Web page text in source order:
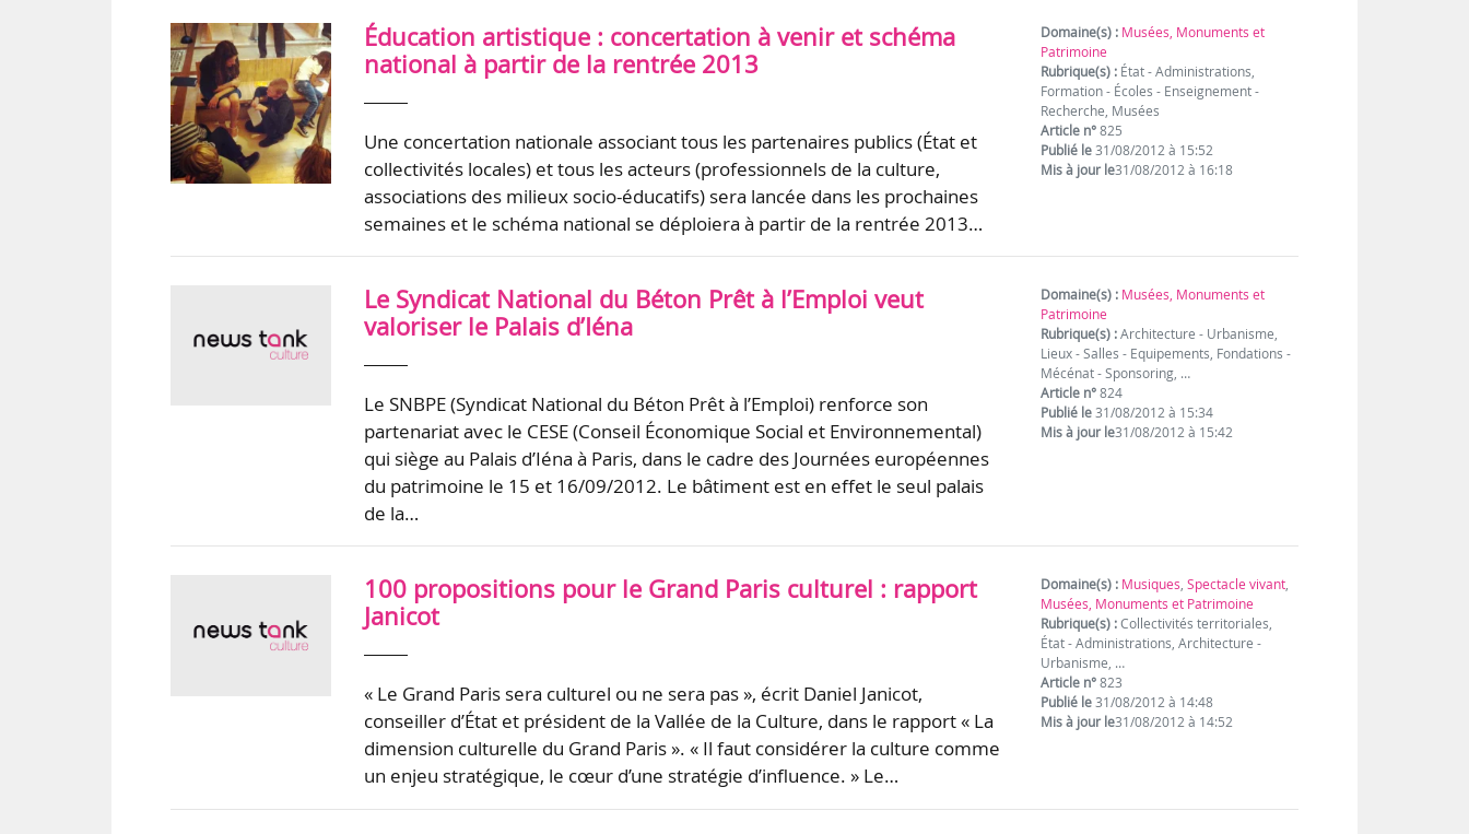
Éducation artistique : concertation à venir et schéma
national à partir de la rentrée 2013
Une concertation nationale associant tous les partenaires publics (État et
collectivités locales) et tous les acteurs (professionnels de la culture,
associations des milieux socio-éducatifs) sera lancée dans les prochaines
semaines et le schéma national se déploiera à partir de la rentrée 2013…
Domaine(s) : Musées, Monuments et
Patrimoine
Rubrique(s) : État - Administrations,
Formation - Écoles - Enseignement -
Recherche, Musées
Article n°825
Publié le31/08/2012 à 15:52
Mis à jour le31/08/2012 à 16:18
Le Syndicat National du Béton Prêt à l’Emploi veut
valoriser le Palais d’Iéna
Le SNBPE (Syndicat National du Béton Prêt à l’Emploi) renforce son
partenariat avec le CESE (Conseil Économique Social et Environnemental)
qui siège au Palais d’Iéna à Paris, dans le cadre des Journées européennes
du patrimoine le 15 et 16/09/2012. Le bâtiment est en effet le seul palais
de la…
Domaine(s) : Musées, Monuments et
Patrimoine
Rubrique(s) :Architecture - Urbanisme,
Lieux - Salles - Equipements, Fondations -
Mécénat - Sponsoring, …
Article n°824
Publié le31/08/2012 à 15:34
Mis à jour le31/08/2012 à 15:42
100 propositions pour le Grand Paris culturel : rapport
Janicot
« Le Grand Paris sera culturel ou ne sera pas », écrit Daniel Janicot,
conseiller d’État et président de la Vallée de la Culture, dans le rapport « La
dimension culturelle du Grand Paris ». « Il faut considérer la culture comme
un enjeu stratégique, le cœur d’une stratégie d’influence. » Le…
Domaine(s) : Musiques,Spectacle vivant,
Musées, Monuments et Patrimoine
Rubrique(s) :Collectivités territoriales,
État - Administrations, Architecture -
Urbanisme, …
Article n°823
Publié le31/08/2012 à 14:48
Mis à jour le31/08/2012 à 14:52